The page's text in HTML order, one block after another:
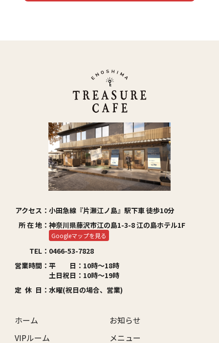
お問い合わせ
Contact
アクセス： 小田急線『片瀬江ノ島』駅下車 徒歩10分
所 在 地： 神奈川県藤沢市江の島1-3-8 江の島ホテル1F
Googleマップを見る
TEL： 0466-53-7828
営業時間： 平 日：10時～18時
土日祝日：10時～19時
定 休 日： 水曜(祝日の場合、営業)
ホーム
お知らせ
VIPルーム
メニュー